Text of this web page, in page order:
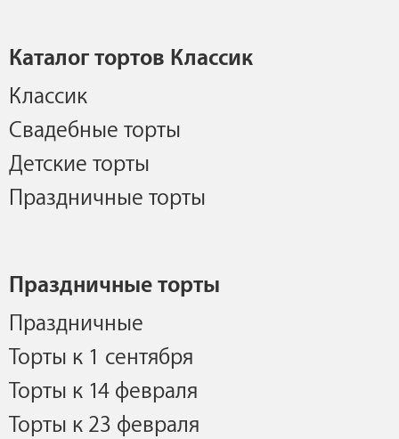
Каталог тортов Классик
Классик
Свадебные торты
Детские торты
Праздничные торты
Праздничные торты
Праздничные
Торты к 1 сентября
Торты к 14 февраля
Торты к 23 февраля